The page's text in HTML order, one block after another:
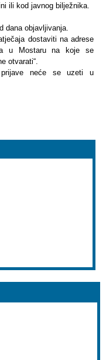
ili kod javnog bilježnika.
dana objavljivanja.
dostaviti na adrese
u Mostaru na koje se
otvarati“.
prijave neće se uzeti u